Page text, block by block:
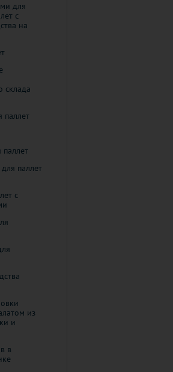
для
с
на
склада
паллет
паллет
с
из
и
в